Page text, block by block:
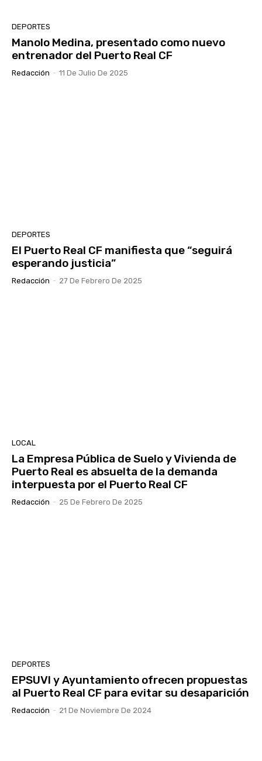
DEPORTES
Manolo Medina, presentado como nuevo
entrenador del Puerto Real CF
Redacción - 11 De Julio De 2025
DEPORTES
El Puerto Real CF manifiesta que “seguirá
esperando justicia”
Redacción - 27 De Febrero De 2025
LOCAL
La Empresa Pública de Suelo y Vivienda de
Puerto Real es absuelta de la demanda
interpuesta por el Puerto Real CF
Redacción - 25 De Febrero De 2025
DEPORTES
EPSUVI y Ayuntamiento ofrecen propuestas
al Puerto Real CF para evitar su desaparición
Redacción - 21 De Noviembre De 2024